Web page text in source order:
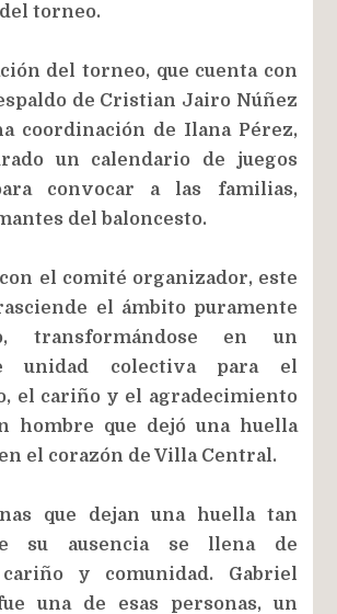
torneo.
del torneo, que cuenta con
de Cristian Jairo Núñez
coordinación de Ilana Pérez,
un calendario de juegos
convocar a las familias,
del baloncesto.
el comité organizador, este
el ámbito puramente
transformándose en un
unidad colectiva para el
el cariño y el agradecimiento
hombre que dejó una huella
el corazón de Villa Central.
que dejan una huella tan
su ausencia se llena de
cariño y comunidad. Gabriel
una de esas personas, un